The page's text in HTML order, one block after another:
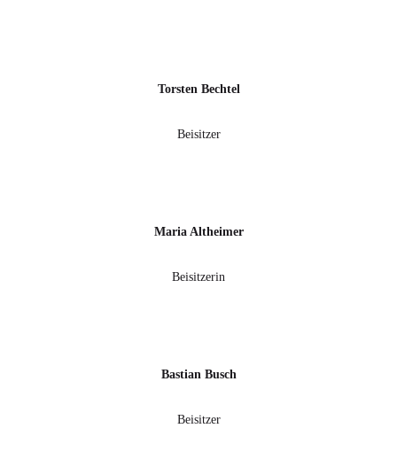
Torsten Bechtel
Beisitzer
Maria Altheimer
Beisitzerin
Bastian Busch
Beisitzer